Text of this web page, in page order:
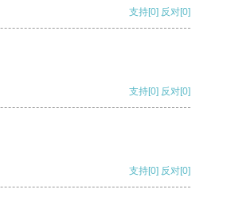
支持[0] 反对[0]
支持[0] 反对[0]
支持[0] 反对[0]